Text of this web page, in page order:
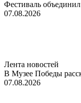
Фестиваль
07.08.2026
Лента новостей
В Музее Победы
07.08.2026